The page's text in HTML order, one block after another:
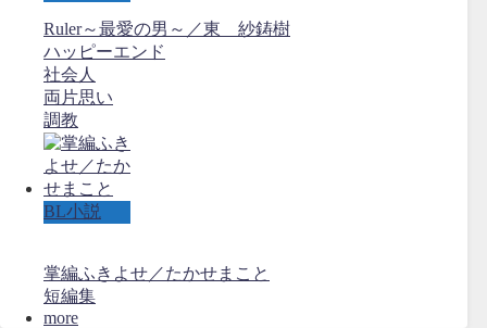
Ruler～最愛の男～／東 紗鋳樹
ハッピーエンド
社会人
両片思い
調教
BL小説
掌編ふきよせ／たかせまこと
短編集
more